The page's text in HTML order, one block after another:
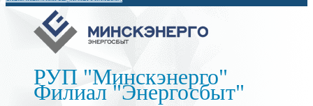
РУП "Минскэнерго"
Филиал "Энергосбыт"